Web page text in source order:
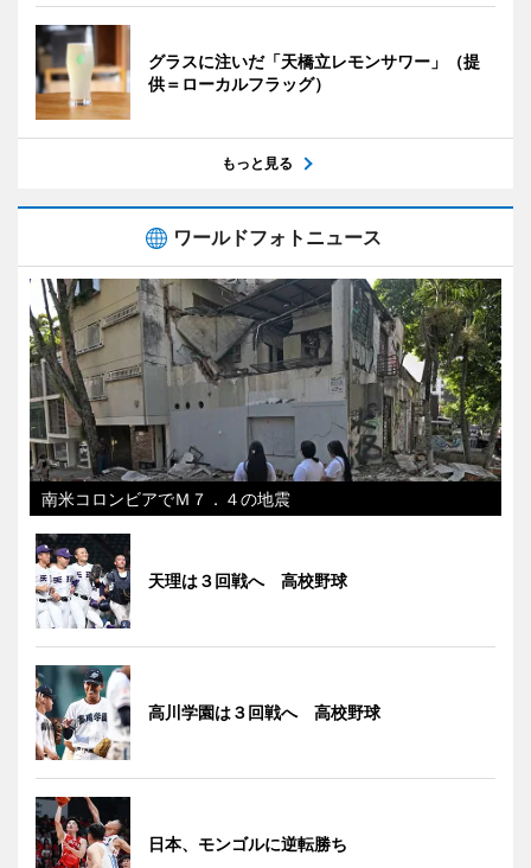
グラスに注いだ「天橋立レモンサワー」（提
供＝ローカルフラッグ）
もっと見る
ワールドフォトニュース
南米コロンビアでＭ７．４の地震
天理は３回戦へ 高校野球
高川学園は３回戦へ 高校野球
日本、モンゴルに逆転勝ち